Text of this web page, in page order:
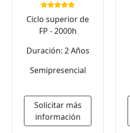
Ciclo superior de
FP - 2000h
Duración: 2 Años
Semipresencial
Solicitar más
información